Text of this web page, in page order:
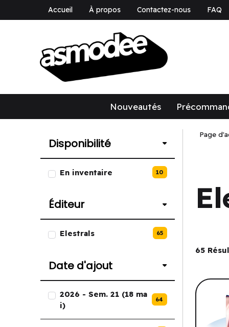
Accueil À propos Contactez-nous FAQ
Nouveautés
Disponibilité
Liste des options de
En inventaire 10
Éditeur
Liste des options de Éditeur.
Elestrals 65
Date d'ajout
Liste des options de Date
2026 - Sem. 21 (18 ma
i)
64
Page
65